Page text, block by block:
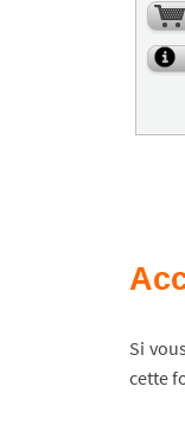
Si
cette